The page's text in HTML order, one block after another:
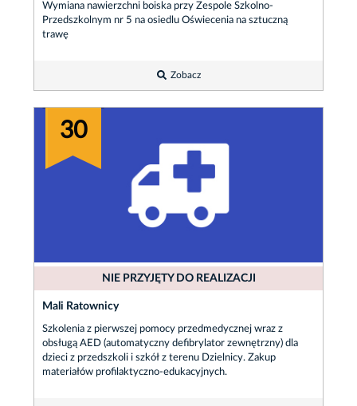
Wymiana nawierzchni boiska przy Zespole Szkolno-
Przedszkolnym nr 5 na osiedlu Oświecenia na sztuczną
trawę
Zobacz
30
NIE PRZYJĘTY DO REALIZACJI
Mali Ratownicy
Szkolenia z pierwszej pomocy przedmedycznej wraz z
obsługą AED (automatyczny defibrylator zewnętrzny) dla
dzieci z przedszkoli i szkół z terenu Dzielnicy. Zakup
materiałów profilaktyczno-edukacyjnych.